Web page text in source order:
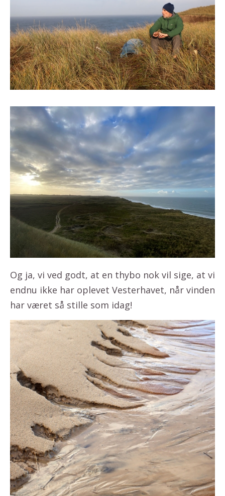
Og ja, vi ved godt, at en thybo nok vil sige, at vi
endnu ikke har oplevet Vesterhavet, når vinden
har været så stille som idag!